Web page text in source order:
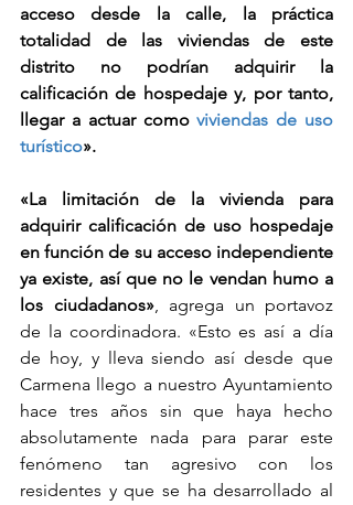
acceso desde la calle, la práctica
totalidad de las viviendas de este
distrito no podrían adquirir la
calificación de hospedaje y, por tanto,
llegar a actuar como viviendas de uso
turístico».
«La limitación de la vivienda para
adquirir calificación de uso hospedaje
en función de su acceso independiente
ya existe, así que no le vendan humo a
los ciudadanos», agrega un portavoz
de la coordinadora. «Esto es así a día
de hoy, y lleva siendo así desde que
Carmena llego a nuestro Ayuntamiento
hace tres años sin que haya hecho
absolutamente nada para parar este
fenómeno tan agresivo con los
residentes y que se ha desarrollado al